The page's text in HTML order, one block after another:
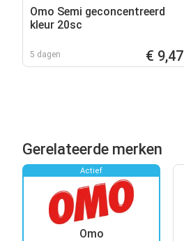
Omo Semi geconcentreerd
kleur 20sc
5 dagen € 9,47
Gerelateerde merken
Actief
Omo